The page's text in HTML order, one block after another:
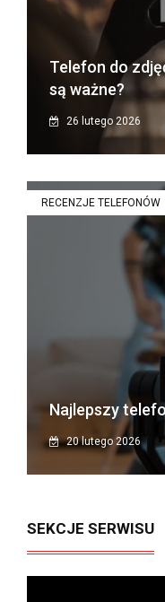
Telefon do
są ważne?
26 lutego 2026
RECENZJE TELEFONÓW
Najlepszy
20 lutego 2026
SEKCJE SERWISU